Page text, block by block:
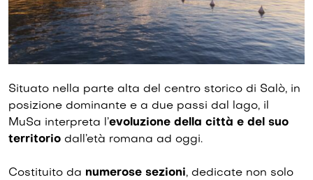
Situato nella parte alta del centro storico di Salò, in
posizione dominante e a due passi dal lago, il
MuSa interpreta l’evoluzione della città e del suo
territorio dall’età romana ad oggi.
Costituito da numerose sezioni, dedicate non solo